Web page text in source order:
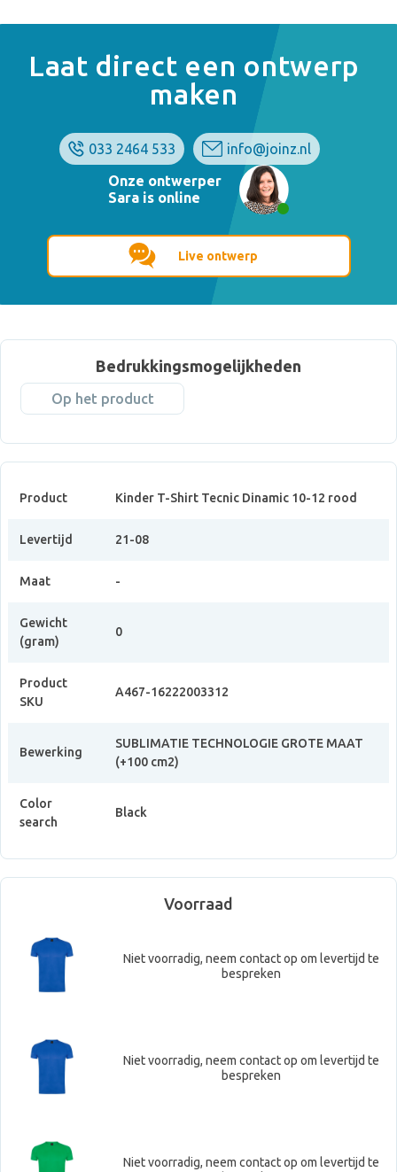
Laat direct een ontwerp
maken
033 2464 533
info@joinz.nl
Onze ontwerper
Sara is online
Live ontwerp
Bedrukkingsmogelijkheden
Op het product
Product Kinder T-Shirt Tecnic Dinamic 10-12 rood
Levertijd 21-08
Maat -
Gewicht
(gram)
0
Product
SKU
A467-16222003312
Bewerking
SUBLIMATIE TECHNOLOGIE GROTE MAAT
(+100 cm2)
Color
search
Black
Voorraad
Niet voorradig, neem contact op om levertijd te
bespreken
Niet voorradig, neem contact op om levertijd te
bespreken
Niet voorradig, neem contact op om levertijd te